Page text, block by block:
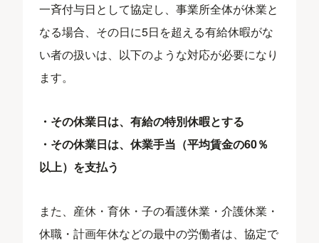
一斉付与日として協定し、事業所全体が休業と
なる場合、その日に5日を超える有給休暇がな
い者の扱いは、以下のような対応が必要になり
ます。
・その休業日は、有給の特別休暇とする
・その休業日は、休業手当（平均賃金の60％
以上）を支払う
また、産休・育休・子の看護休業・介護休業・
休職・計画年休などの最中の労働者は、協定で